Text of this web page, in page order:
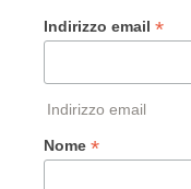
Indirizzo email *
Indirizzo email
Nome *